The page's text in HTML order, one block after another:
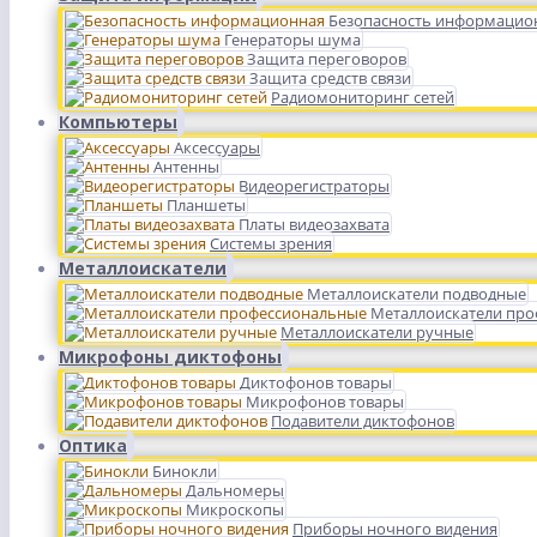
Безопасность
Генераторы шума
Защита переговоров
Защита средств связи
Радиомониторинг сетей
Компьютеры
Аксессуары
Антенны
Видеорегистраторы
Планшеты
Платы видеозахвата
Системы зрения
Металлоискатели
Металлоискатели подводные
Металлоискатели
Металлоискатели ручные
Микрофоны диктофоны
Диктофонов товары
Микрофонов товары
Подавители диктофонов
Оптика
Бинокли
Дальномеры
Микроскопы
Приборы ночного видения